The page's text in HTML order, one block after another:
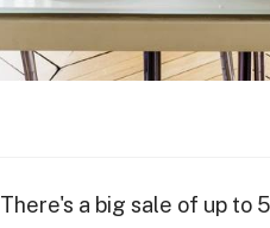
There's a big sale of up to